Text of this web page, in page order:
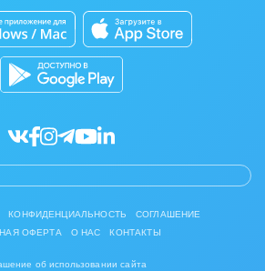
КОНФИДЕНЦИАЛЬНОСТЬ
СОГЛАШЕНИЕ
ОФЕРТА
О НАС КОНТАКТЫ
об использовании сайта